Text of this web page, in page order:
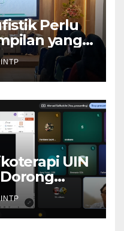
Perlu
yang
UIN
Skripsi
Area